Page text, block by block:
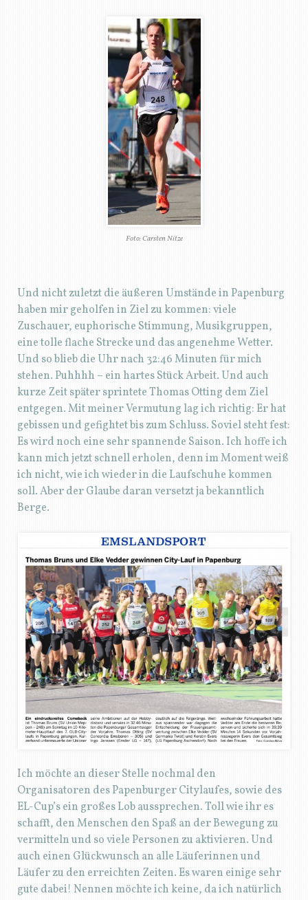
Foto: Carsten Nitze
Und nicht zuletzt die äußeren Umstände in Papenburg
haben mir geholfen in Ziel zu kommen: viele
Zuschauer, euphorische Stimmung, Musikgruppen,
eine tolle flache Strecke und das angenehme Wetter.
Und so blieb die Uhr nach 32:46 Minuten für mich
stehen. Puhhhh – ein hartes Stück Arbeit. Und auch
kurze Zeit später sprintete Thomas Otting dem Ziel
entgegen. Mit meiner Vermutung lag ich richtig: Er hat
gebissen und gefightet bis zum Schluss. Soviel steht fest:
Es wird noch eine sehr spannende Saison. Ich hoffe ich
kann mich jetzt schnell erholen, denn im Moment weiß
ich nicht, wie ich wieder in die Laufschuhe kommen
soll. Aber der Glaube daran versetzt ja bekanntlich
Berge.
Ich möchte an dieser Stelle nochmal den
Organisatoren des Papenburger Citylaufes, sowie des
EL-Cup’s ein großes Lob aussprechen. Toll wie ihr es
schafft, den Menschen den Spaß an der Bewegung zu
vermitteln und so viele Personen zu aktivieren. Und
auch einen Glückwunsch an alle Läuferinnen und
Läufer zu den erreichten Zeiten. Es waren einige sehr
gute dabei! Nennen möchte ich keine, da ich natürlich